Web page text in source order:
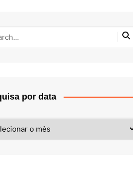
por data